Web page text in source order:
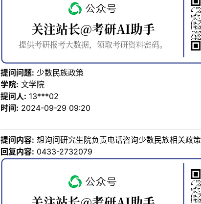
提问问题: 少数民族政策
学院: 文学院
提问人: 13***02
时间: 2024-09-29 09:20
提问内容: 想询问研究生院负责电话咨询少数民族相关政策
回复内容: 0433-2732079